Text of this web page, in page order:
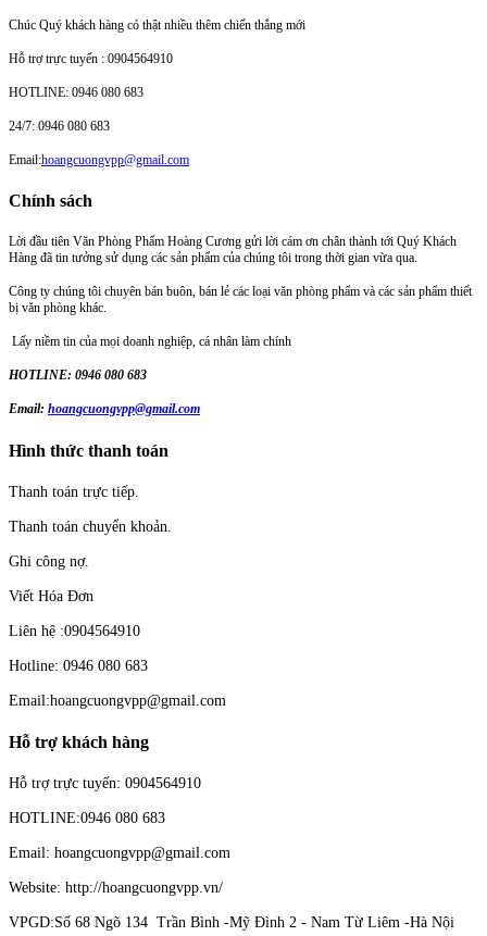
Chúc Quý khách hàng có thật nhiều thêm chiến thắng mới
Hỗ trợ trực tuyến : 0904564910
HOTLINE: 0946 080 683
24/7: 0946 080 683
Email:hoangcuongvpp@gmail.com
Chính sách
Lời đầu tiên Văn Phòng Phẩm Hoàng Cương gửi lời cám ơn chân thành tới Quý Khách
Hàng đã tin tưởng sử dụng các sản phẩm của chúng tôi trong thời gian vừa qua.
Công ty chúng tôi chuyên bán buôn, bán lẻ các loại văn phòng phẩm và các sản phẩm thiết
bị văn phòng khác.
Lấy niềm tin của mọi doanh nghiệp, cá nhân làm chính
HOTLINE: 0946 080 683
Email: hoangcuongvpp@gmail.com
Hình thức thanh toán
Thanh toán trực tiếp.
Thanh toán chuyển khoản.
Ghi công nợ.
Viết Hóa Đơn
Liên hệ :0904564910
Hotline: 0946 080 683
Email:hoangcuongvpp@gmail.com
Hỗ trợ khách hàng
Hỗ trợ trực tuyến: 0904564910
HOTLINE:0946 080 683
Email: hoangcuongvpp@gmail.com
Website: http://hoangcuongvpp.vn/
VPGD:Số 68 Ngõ 134 Trần Bình -Mỹ Đình 2 - Nam Từ Liêm -Hà Nội